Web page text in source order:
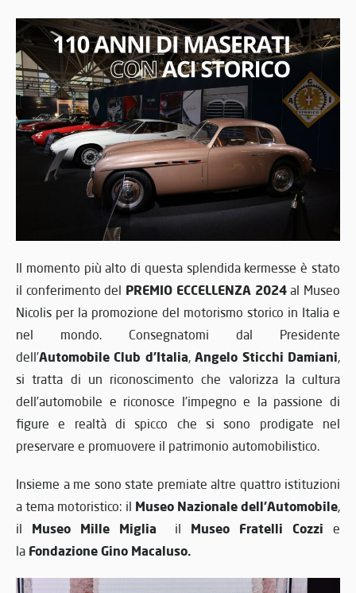
Il momento più alto di questa splendida kermesse è stato
il conferimento del PREMIO ECCELLENZA 2024al Museo
Nicolis per la promozione del motorismo storico in Italia e
nel mondo. Consegnatomi dal Presidente
dell’Automobile Club d’Italia,Angelo Sticchi Damiani,
si tratta di un riconoscimento che valorizza la cultura
dell’automobile e riconosce l’impegno e la passione di
figure e realtà di spicco che si sono prodigate nel
preservare e promuovere il patrimonio automobilistico.
Insieme a me sono state premiate altre quattro istituzioni
a tema motoristico: il Museo Nazionale dell’Automobile,
il Museo Mille Miglia il Museo Fratelli Cozzie
la Fondazione Gino Macaluso.